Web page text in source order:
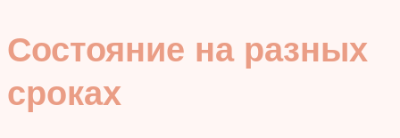
Состояние на разных
сроках